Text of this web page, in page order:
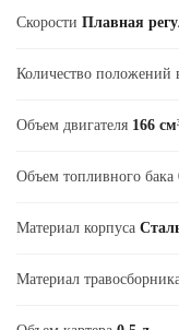
Скорости Плавная
Количество положений
Объем двигателя 166
Объем топливного бака
Материал корпуса
Материал